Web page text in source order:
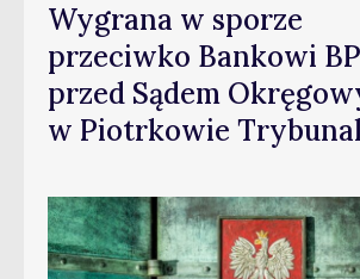
Wygrana w sporze
przeciwko Bankowi
przed Sądem
w Piotrkowie